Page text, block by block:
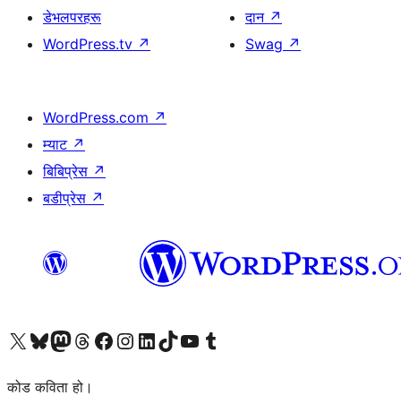
डेभलपरहरू
WordPress.tv ↗
दान ↗
Swag ↗
WordPress.com ↗
म्याट ↗
बिबिप्रेस ↗
बडीप्रेस ↗
हाम्रो X (पहिले ट्विटर) खातामा जानुहोस्
हाम्रो Bluesky खाता भ्रमण गर्नुहोस्
हाम्रो म्यास्टोडन खाता भ्रमण गर्नुहोस्
हाम्रो थ्रेड्स खातामा जानुहोस्
हाम्रो फेसबुक पेजमा जानुहोस्
हाम्रो इन्स्टाग्राम खातामा जानुहोस्
हाम्रो लिङ्क्डइन खातामा जानुहोस्
हाम्रो TikTok खाता भ्रमण गर्नुहोस्
हाम्रो युट्युब च्यानलमा जानुहोस्
हाम्रो टम्बलर खाता भ्रमण गर्नुहोस्
कोड कविता हो।